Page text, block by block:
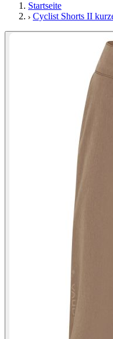
Startseite
Cyclist Shorts II